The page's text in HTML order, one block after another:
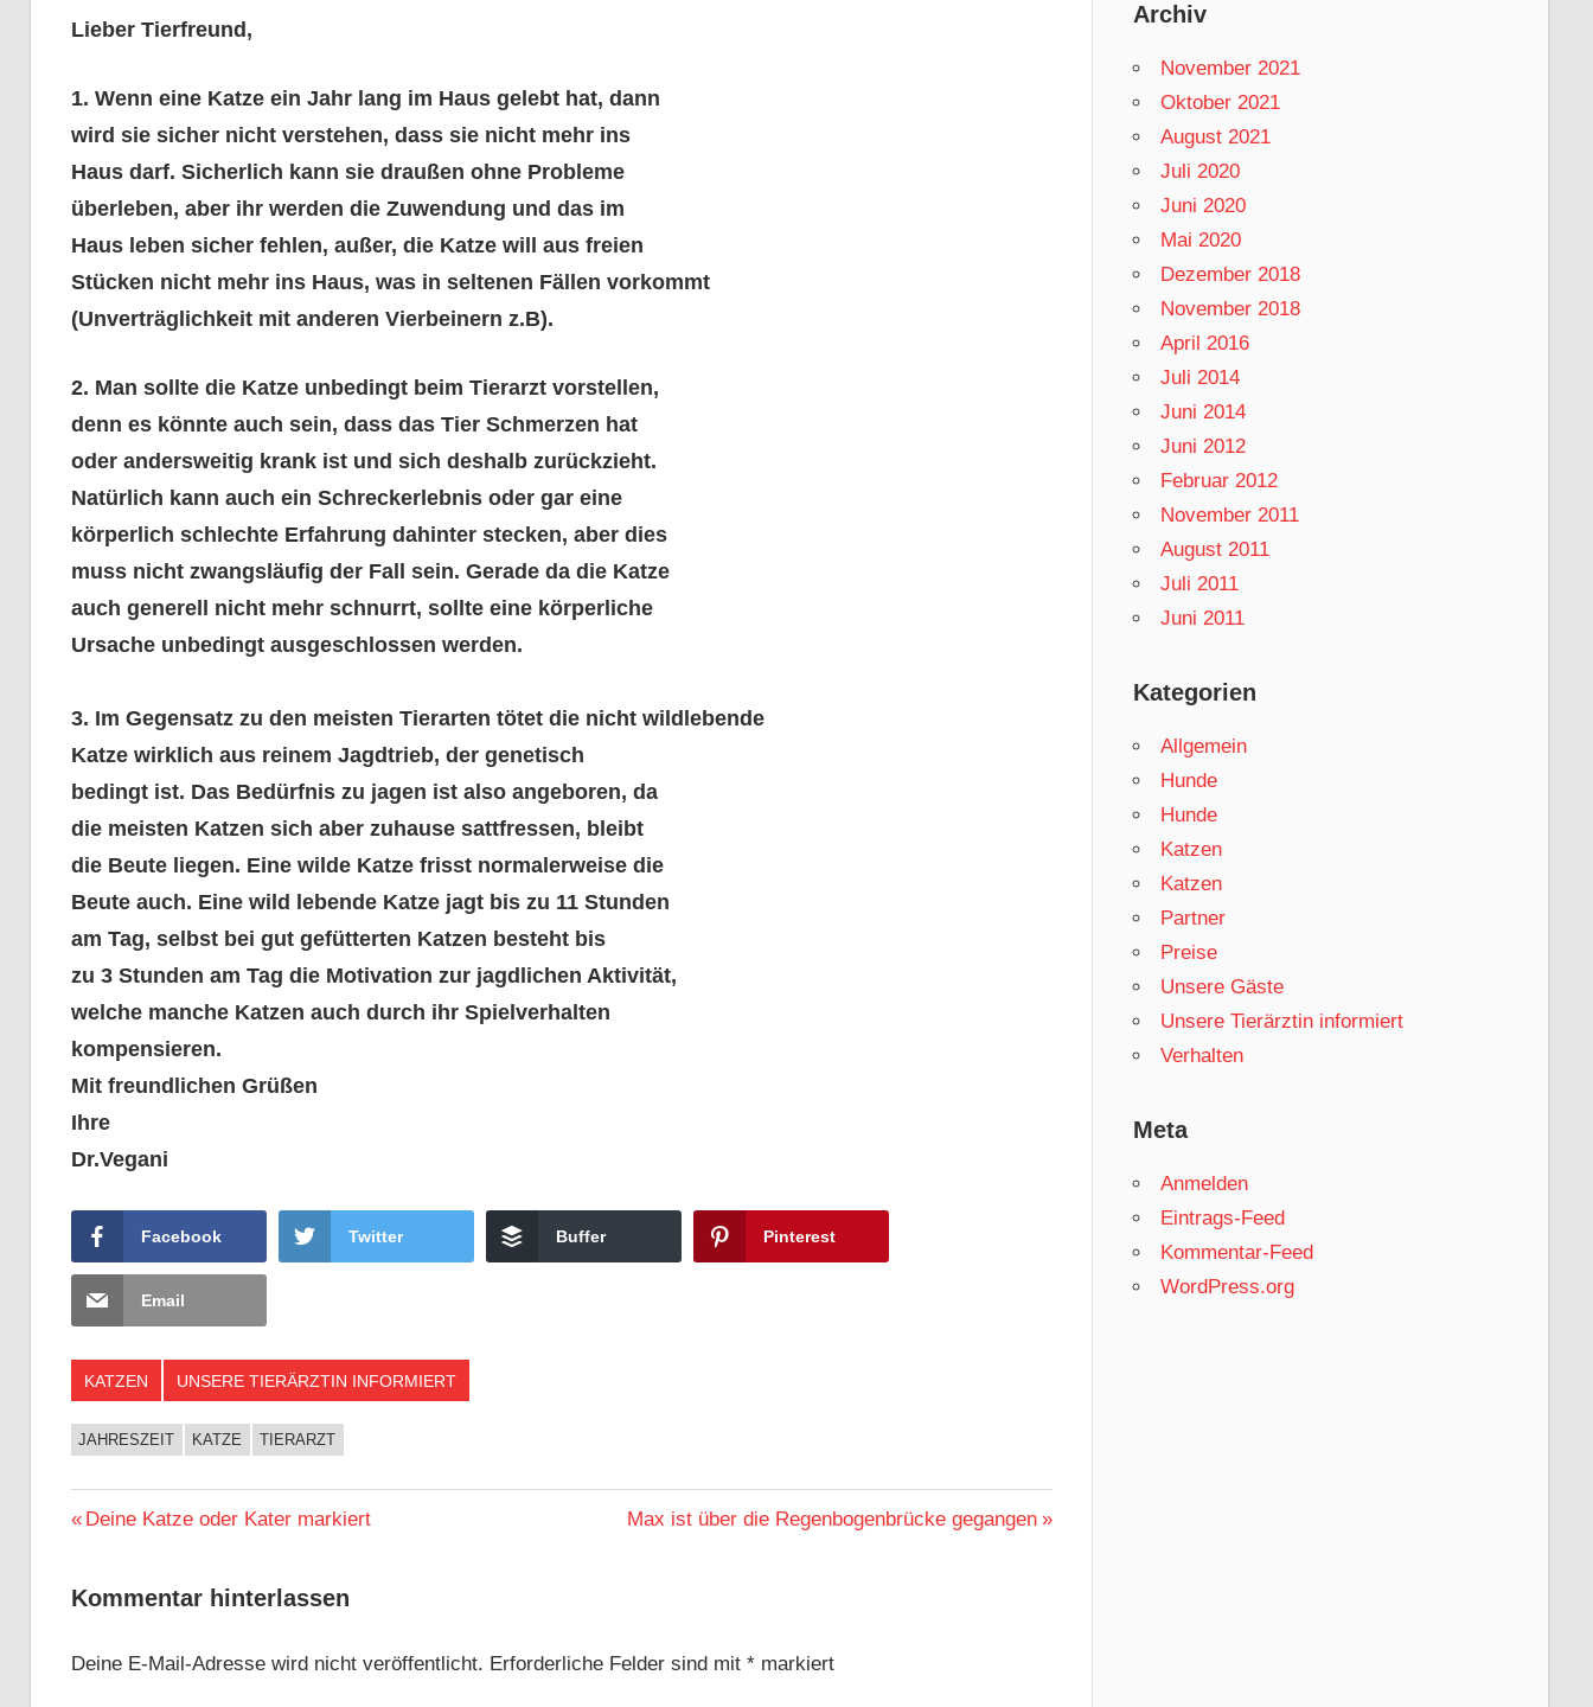
Lieber Tierfreund,
1. Wenn eine Katze ein Jahr lang im Haus gelebt hat, dann
wird sie sicher nicht verstehen, dass sie nicht mehr ins
Haus darf. Sicherlich kann sie draußen ohne Probleme
überleben, aber ihr werden die Zuwendung und das im
Haus leben sicher fehlen, außer, die Katze will aus freien
Stücken nicht mehr ins Haus, was in seltenen Fällen vorkommt
(Unverträglichkeit mit anderen Vierbeinern z.B).
2. Man sollte die Katze unbedingt beim Tierarzt vorstellen,
denn es könnte auch sein, dass das Tier Schmerzen hat
oder andersweitig krank ist und sich deshalb zurückzieht.
Natürlich kann auch ein Schreckerlebnis oder gar eine
körperlich schlechte Erfahrung dahinter stecken, aber dies
muss nicht zwangsläufig der Fall sein. Gerade da die Katze
auch generell nicht mehr schnurrt, sollte eine körperliche
Ursache unbedingt ausgeschlossen werden.
3. Im Gegensatz zu den meisten Tierarten tötet die nicht wildlebende
Katze wirklich aus reinem Jagdtrieb, der genetisch
bedingt ist. Das Bedürfnis zu jagen ist also angeboren, da
die meisten Katzen sich aber zuhause sattfressen, bleibt
die Beute liegen. Eine wilde Katze frisst normalerweise die
Beute auch. Eine wild lebende Katze jagt bis zu 11 Stunden
am Tag, selbst bei gut gefütterten Katzen besteht bis
zu 3 Stunden am Tag die Motivation zur jagdlichen Aktivität,
welche manche Katzen auch durch ihr Spielverhalten
kompensieren.
Mit freundlichen Grüßen
Ihre
Dr.Vegani
Facebook Twitter Buffer Pinterest
Email
KATZEN UNSERE TIERÄRZTIN INFORMIERT
JAHRESZEIT KATZE TIERARZT
Beitragsnavigation
Vorheriger
Deine Katze oder Kater markiert
Nächster
Max ist über die Regenbogenbrücke gegangen
Kommentar hinterlassen
Deine E-Mail-Adresse wird nicht veröffentlicht. Erforderliche Felder sind mit *markiert
Archiv
November 2021
Oktober 2021
August 2021
Juli 2020
Juni 2020
Mai 2020
Dezember 2018
November 2018
April 2016
Juli 2014
Juni 2014
Juni 2012
Februar 2012
November 2011
August 2011
Juli 2011
Juni 2011
Kategorien
Allgemein
Hunde
Hunde
Katzen
Katzen
Partner
Preise
Unsere Gäste
Unsere Tierärztin informiert
Verhalten
Meta
Anmelden
Eintrags-Feed
Kommentar-Feed
WordPress.org